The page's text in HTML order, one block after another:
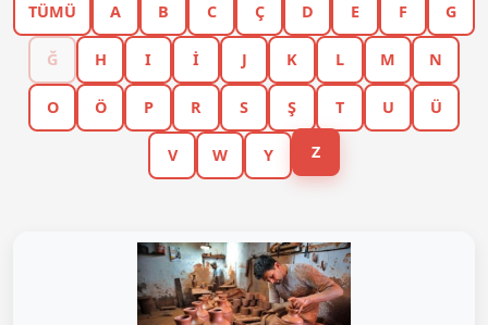
TÜMÜ A B C Ç D E F G
Ğ H I İ J K L M N
O Ö P R S Ş T U Ü
V W Y Z